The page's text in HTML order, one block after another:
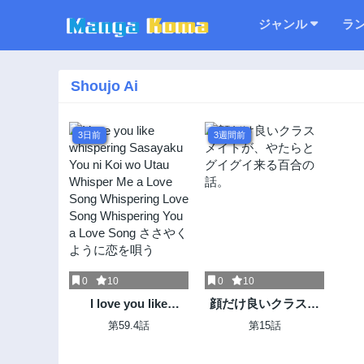
ジャンル ラ
Shoujo Ai
3日前
0 10
I love you like
whispering
第59.4話
3週間前
0 10
顔だけ良いクラスメ
イトが、やたらとグ
第15話